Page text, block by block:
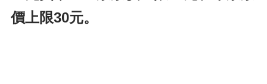
價上限30元。